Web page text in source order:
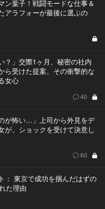
ン葉子！戦闘モードな仕事＆
アラフォーが最後に選ぶの
？」交際1ヶ月、秘密の社内
ら受けた提案。その衝撃的な
女心
40
が怖い…」上司から外見をデ
が、ショックを受けて決意し
60
： 東京で成功を掴んだはずの
た理由